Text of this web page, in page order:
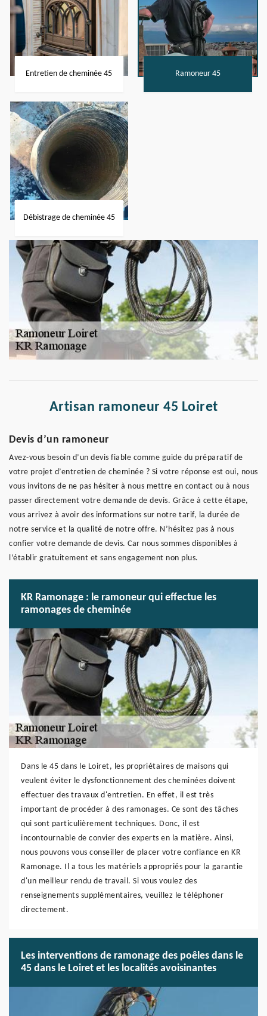
Entretien de cheminée 45 Ramoneur 45
Débistrage de cheminée 45
Artisan ramoneur 45 Loiret
Devis d’un ramoneur
Avez-vous besoin d’un devis fiable comme guide du préparatif de
votre projet d’entretien de cheminée ? Si votre réponse est oui, nous
vous invitons de ne pas hésiter à nous mettre en contact ou à nous
passer directement votre demande de devis. Grâce à cette étape,
vous arrivez à avoir des informations sur notre tarif, la durée de
notre service et la qualité de notre offre. N’hésitez pas à nous
confier votre demande de devis. Car nous sommes disponibles à
l’établir gratuitement et sans engagement non plus.
KR Ramonage : le ramoneur qui effectue les
ramonages de cheminée
Dans le 45 dans le Loiret, les propriétaires de maisons qui
veulent éviter le dysfonctionnement des cheminées doivent
effectuer des travaux d'entretien. En effet, il est très
important de procéder à des ramonages. Ce sont des tâches
qui sont particulièrement techniques. Donc, il est
incontournable de convier des experts en la matière. Ainsi,
nous pouvons vous conseiller de placer votre confiance en KR
Ramonage. Il a tous les matériels appropriés pour la garantie
d'un meilleur rendu de travail. Si vous voulez des
renseignements supplémentaires, veuillez le téléphoner
directement.
Les interventions de ramonage des poêles dans le
45 dans le Loiret et les localités avoisinantes